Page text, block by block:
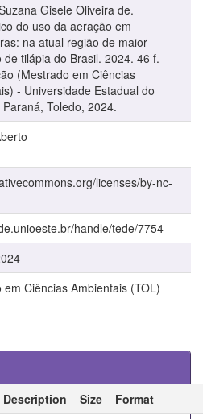
Gisele Oliveira de.
do uso da aeração em
na atual região de maior
de tilápia do Brasil. 2024. 46 f.
(Mestrado em Ciências
- Universidade Estadual do
Toledo, 2024.
licenses/by-nc-
handle/tede/7754
em Ciências Ambientais (TOL)
Description Size
Format